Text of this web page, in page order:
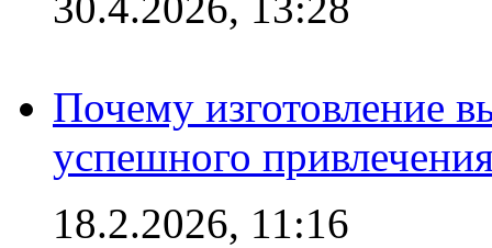
Почему изготовление
успешного
18.2.2026, 11:16